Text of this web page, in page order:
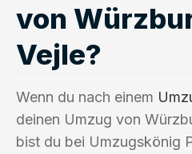
von
Vejle?
Wenn du nach einem
deinen Umzug von
bist du bei Umzugskönig